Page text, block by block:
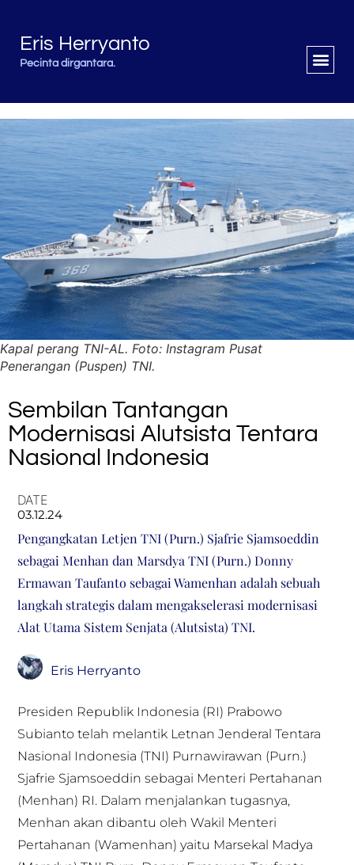
Eris Herryanto
Pecinta dirgantara.
Kapal perang TNI-AL. Foto: Instagram Pusat
Penerangan (Puspen) TNI.
Sembilan Tantangan
Modernisasi Alutsista Tentara
Nasional Indonesia
DATE
03.12.24
Pengangkatan Letjen TNI (Purn.) Sjafrie Sjamsoeddin
sebagai Menhan dan Marsdya TNI (Purn.) Donny
Ermawan Taufanto sebagai Wamenhan adalah sebuah
langkah strategis dalam mengakselerasi modernisasi
Alat Utama Sistem Senjata (Alutsista) TNI.
Eris Herryanto
Presiden Republik Indonesia (RI) Prabowo
Subianto telah melantik Letnan Jenderal Tentara
Nasional Indonesia (TNI) Purnawirawan (Purn.)
Sjafrie Sjamsoeddin sebagai Menteri Pertahanan
(Menhan) RI. Dalam menjalankan tugasnya,
Menhan akan dibantu oleh Wakil Menteri
Pertahanan (Wamenhan) yaitu Marsekal Madya